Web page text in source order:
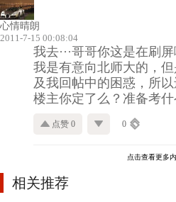
心情晴朗
2011-7-15 00:08:04
我去···哥哥你这是在刷屏
我是有意向北师大的，
及我回帖中的困惑，所以
楼主你定了么？准备考什
点赞 0 0
点击查看更多
相关推荐